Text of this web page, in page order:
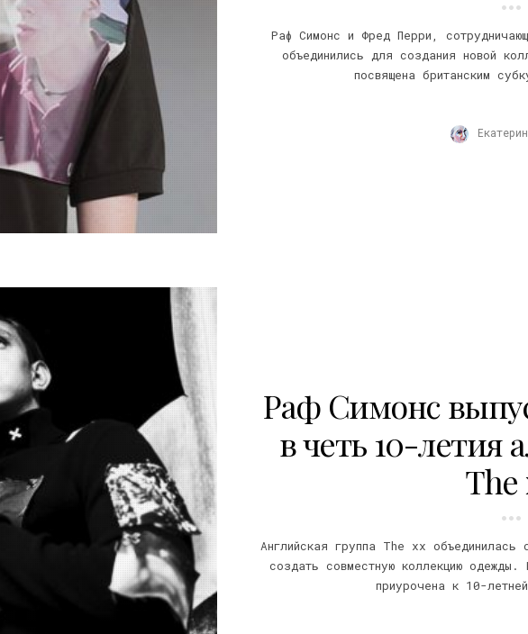
Раф Симонс и Фред Перри,
объединились для создания новой
посвящена британским
Раф Симонс
в четь 10-летия
The
Английская группа The xx
создать совместную коллекцию
приурочена к 10-